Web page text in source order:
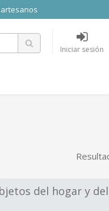
Iniciar sesión
del hogar y